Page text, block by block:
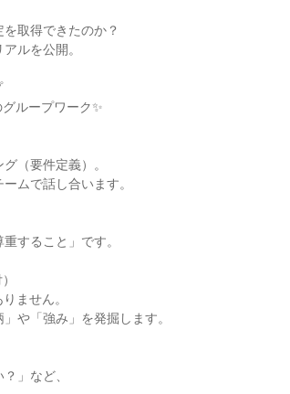
取得できたのか？
ルを公開。
ループワーク✨
（要件定義）。
ムで話し合います。
すること」です。
ません。
や「強み」を発掘します。
」など、